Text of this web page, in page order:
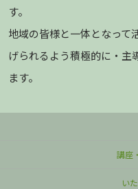
す。
地域の皆様と一体となって
げられるよう積極的に・主
ます。
講座
い